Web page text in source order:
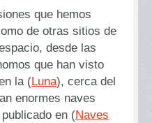
que hemos
de otras sitios de
desde las
que han visto
la (Luna), cerca del
enormes naves
en (Naves